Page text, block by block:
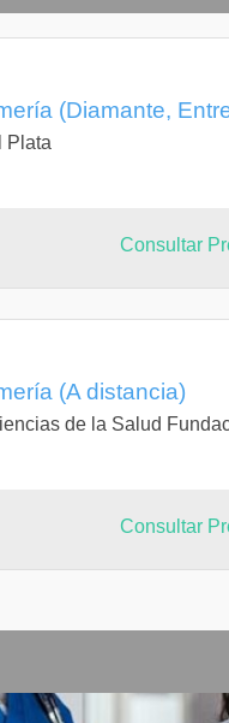
(Diamante,
Plata
Consultar
(A distancia)
de la Salud
Consultar